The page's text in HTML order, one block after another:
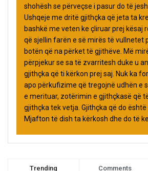
shohësh se përveçse i pasur do të
Ushqeje me dritë gjithçka që jeta ta
bashkë me veten ke çliruar prej kësaj
që sjellin farën e së mirës të vullnetet
botën që na përket të gjithëve. Më
përpjekur se sa të zvarritesh duke u
gjithçka që ti kërkon prej saj. Nuk ka
apo përkufizime që tregojnë udhën e
e merituar, zotërimin e gjithçkasë që
gjithçka tek vetja. Gjithçka që do
Mjafton të dish ta kërkosh dhe do të
Trending Comments